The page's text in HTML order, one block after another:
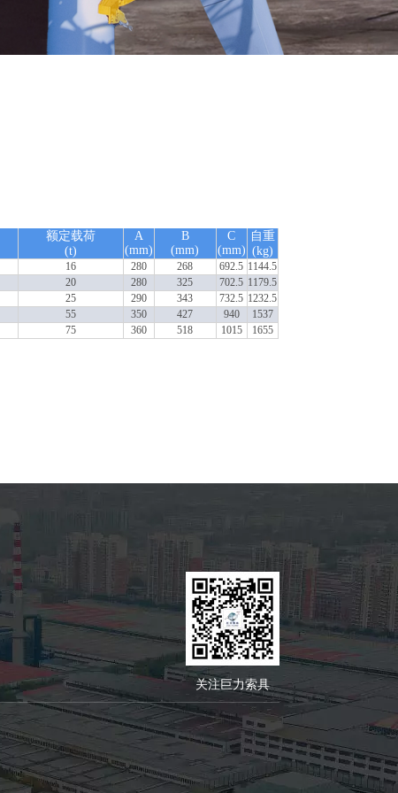
额定载荷
(t)
A
(mm)
B
(mm)
C
(mm)
自重
(kg)
16 280 268 692.5 1144.5
20 280 325 702.5 1179.5
25 290 343 732.5 1232.5
55 350 427 940
1537
75 360 518 1015 1655
关注巨力索具